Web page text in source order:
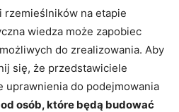
rzemieślników na etapie
wiedza może zapobiec
do zrealizowania. Aby
się, że przedstawiciele
uprawnienia do podejmowania
osób, które będą budować